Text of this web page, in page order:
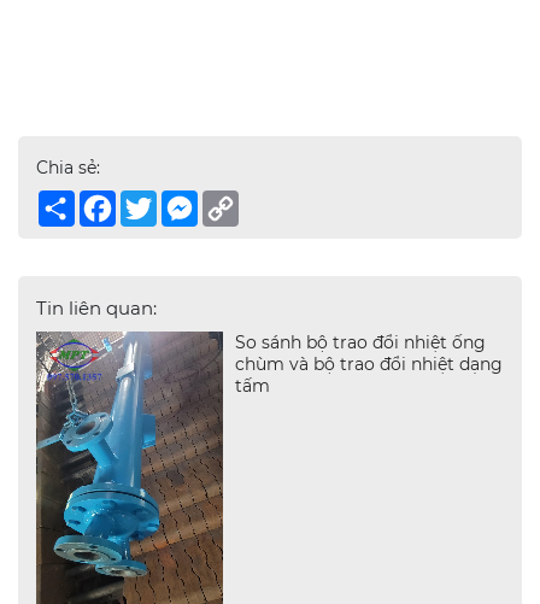
Chia sẻ:
ShareFacebook
TwitterMessenger
Tin liên quan:
So sánh bộ trao đổi nhiệt ống
chùm và bộ trao đổi nhiệt dạng
tấm